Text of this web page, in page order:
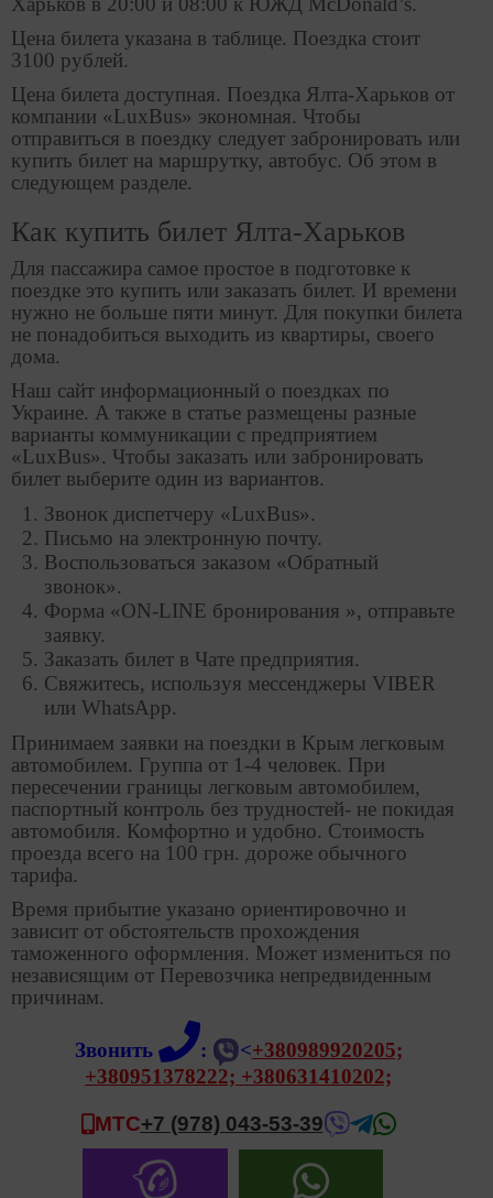
Цена билета указана в таблице. Поездка стоит
3100 рублей.
Цена билета доступная. Поездка Ялта-Харьков от
компании «LuxBus» экономная. Чтобы
отправиться в поездку следует забронировать или
купить билет на маршрутку, автобус. Об этом в
следующем разделе.
Как купить билет Ялта-Харьков
Для пассажира самое простое в подготовке к
поездке это купить или заказать билет. И времени
нужно не больше пяти минут. Для покупки билета
не понадобиться выходить из квартиры, своего
дома.
Наш сайт информационный о поездках по
Украине. А также в статье размещены разные
варианты коммуникации с предприятием
«LuxBus». Чтобы заказать или забронировать
билет выберите один из вариантов.
Звонок диспетчеру «LuxBus».
Письмо на электронную почту.
Воспользоваться заказом «Обратный
звонок».
Форма «ON-LINE бронирования », отправьте
заявку.
Заказать билет в Чате предприятия.
Свяжитесь, используя мессенджеры VIBER
или WhatsApp.
Принимаем заявки на поездки в Крым легковым
автомобилем. Группа от 1-4 человек. При
пересечении границы легковым автомобилем,
паспортный контроль без трудностей- не покидая
автомобиля. Комфортно и удобно. Стоимость
проезда всего на 100 грн. дороже обычного
тарифа.
Время прибытие указано ориентировочно и
зависит от обстоятельств прохождения
таможенного оформления. Может измениться по
независящим от Перевозчика непредвиденным
причинам.
Звонить : <+380989920205;
+380951378222; +380631410202;
МТС+7 (978) 043-53-39